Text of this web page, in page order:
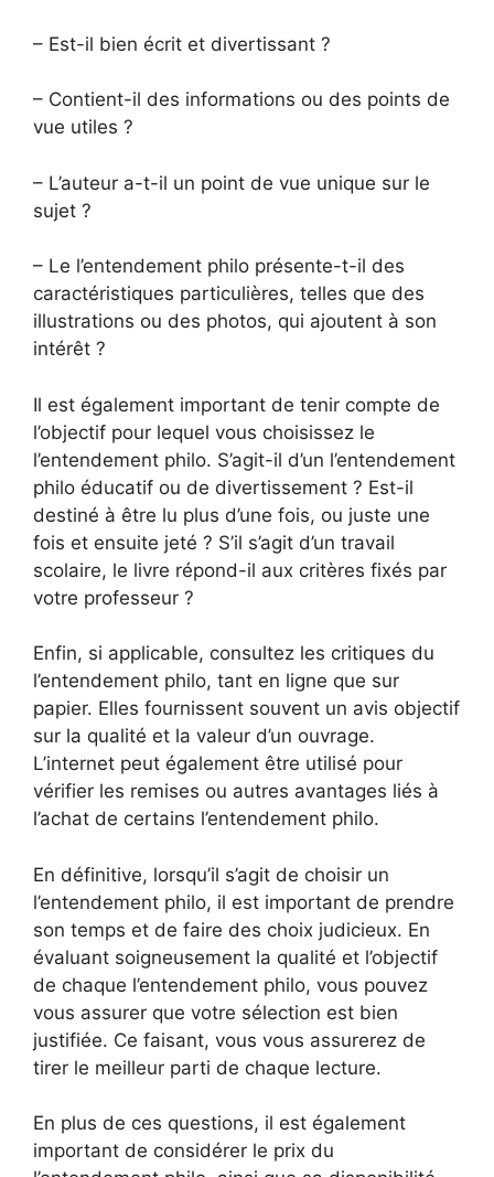
– Est-il bien écrit et divertissant ?
– Contient-il des informations ou des points de
vue utiles ?
– L’auteur a-t-il un point de vue unique sur le
sujet ?
– Le l’entendement philo présente-t-il des
caractéristiques particulières, telles que des
illustrations ou des photos, qui ajoutent à son
intérêt ?
Il est également important de tenir compte de
l’objectif pour lequel vous choisissez le
l’entendement philo. S’agit-il d’un l’entendement
philo éducatif ou de divertissement ? Est-il
destiné à être lu plus d’une fois, ou juste une
fois et ensuite jeté ? S’il s’agit d’un travail
scolaire, le livre répond-il aux critères fixés par
votre professeur ?
Enfin, si applicable, consultez les critiques du
l’entendement philo, tant en ligne que sur
papier. Elles fournissent souvent un avis objectif
sur la qualité et la valeur d’un ouvrage.
L’internet peut également être utilisé pour
vérifier les remises ou autres avantages liés à
l’achat de certains l’entendement philo.
En définitive, lorsqu’il s’agit de choisir un
l’entendement philo, il est important de prendre
son temps et de faire des choix judicieux. En
évaluant soigneusement la qualité et l’objectif
de chaque l’entendement philo, vous pouvez
vous assurer que votre sélection est bien
justifiée. Ce faisant, vous vous assurerez de
tirer le meilleur parti de chaque lecture.
En plus de ces questions, il est également
important de considérer le prix du